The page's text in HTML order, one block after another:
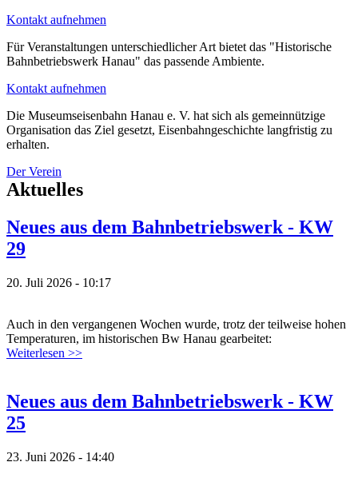
Kontakt aufnehmen
Für Veranstaltungen unterschiedlicher Art bietet das "Historische
Bahnbetriebswerk Hanau" das passende Ambiente.
Kontakt aufnehmen
Die Museumseisenbahn Hanau e. V. hat sich als gemeinnützige
Organisation das Ziel gesetzt, Eisenbahngeschichte langfristig zu
erhalten.
Der Verein
Aktuelles
Neues aus dem Bahnbetriebswerk - KW
29
20. Juli 2026 - 10:17
Auch in den vergangenen Wochen wurde, trotz der teilweise hohen
Temperaturen, im historischen Bw Hanau gearbeitet:
Weiterlesen >>
Neues aus dem Bahnbetriebswerk - KW
25
23. Juni 2026 - 14:40